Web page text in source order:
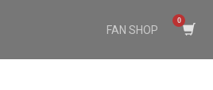
FAN SHOP